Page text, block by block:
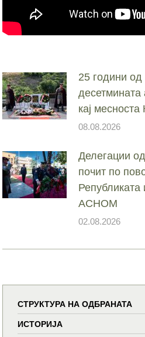
25 години од
кај
08.08.2026
Делегации
почит по
Републиката
АСНОМ
02.08.2026
СТРУКТУРА НА ОДБРАНАТА
ИСТОРИЈА